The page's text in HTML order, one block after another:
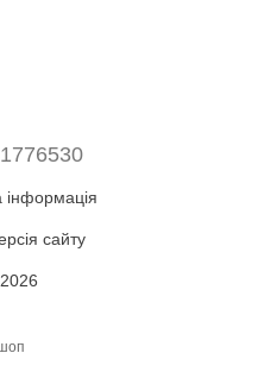
інформація
сайту